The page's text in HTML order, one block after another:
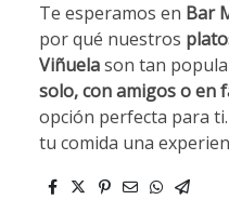
Te esperamos en Bar
por qué nuestros
Viñuelason tan
solo, con amigos o en
opción perfecta para ti.
tu comida una